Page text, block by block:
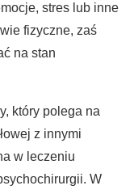
stres lub inne
fizyczne, zaś
na stan
który polega na
z innymi
w leczeniu
W